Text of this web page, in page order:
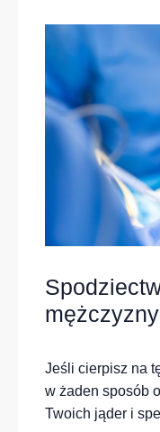
mężczyzny
Jeśli cierpisz na
w żaden sposób
Twoich jąder i